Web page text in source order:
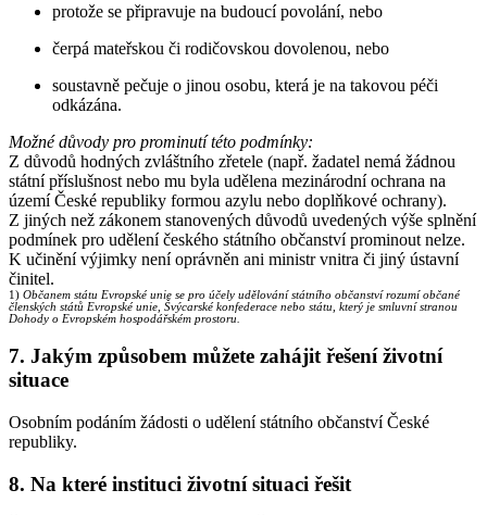
protože se připravuje na budoucí povolání, nebo
čerpá mateřskou či rodičovskou dovolenou, nebo
soustavně pečuje o jinou osobu, která je na takovou péči
odkázána.
Možné důvody pro prominutí této podmínky:
Z důvodů hodných zvláštního zřetele (např. žadatel nemá žádnou
státní příslušnost nebo mu byla udělena mezinárodní ochrana na
území České republiky formou azylu nebo doplňkové ochrany).
Z jiných než zákonem stanovených důvodů uvedených výše splnění
podmínek pro udělení českého státního občanství prominout nelze.
K učinění výjimky není oprávněn ani ministr vnitra či jiný ústavní
činitel.
1) Občanem státu Evropské unie se pro účely udělování státního občanství rozumí občané
členských států Evropské unie, Švýcarské konfederace nebo státu, který je smluvní stranou
Dohody o Evropském hospodářském prostoru.
7. Jakým způsobem můžete zahájit řešení životní
situace
Osobním podáním žádosti o udělení státního občanství České
republiky.
8. Na které instituci životní situaci řešit